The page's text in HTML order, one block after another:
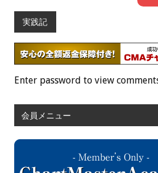
実践記
Enter password to view
会員メニュー